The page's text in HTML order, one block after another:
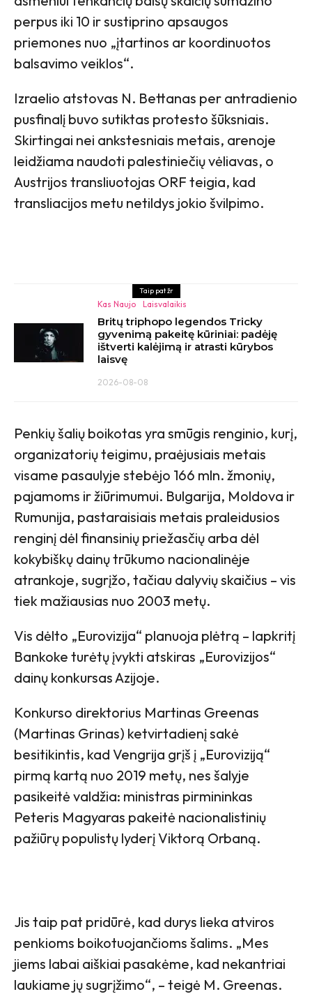
perpus iki 10 ir sustiprino apsaugos
priemones nuo „įtartinos ar koordinuotos
balsavimo veiklos“.
Izraelio atstovas N. Bettanas per antradienio
pusfinalį buvo sutiktas protesto šūksniais.
Skirtingai nei ankstesniais metais, arenoje
leidžiama naudoti palestiniečių vėliavas, o
Austrijos transliuotojas ORF teigia, kad
transliacijos metu netildys jokio švilpimo.
Taip pat žr
Kas Naujo Laisvalaikis
Britų triphopo legendos Tricky
gyvenimą pakeitę kūriniai: padėję
ištverti kalėjimą ir atrasti kūrybos
laisvę
2026-08-08
Penkių šalių boikotas yra smūgis renginio, kurį,
organizatorių teigimu, praėjusiais metais
visame pasaulyje stebėjo 166 mln. žmonių,
pajamoms ir žiūrimumui. Bulgarija, Moldova ir
Rumunija, pastaraisiais metais praleidusios
renginį dėl finansinių priežasčių arba dėl
kokybiškų dainų trūkumo nacionalinėje
atrankoje, sugrįžo, tačiau dalyvių skaičius – vis
tiek mažiausias nuo 2003 metų.
Vis dėlto „Eurovizija“ planuoja plėtrą – lapkritį
Bankoke turėtų įvykti atskiras „Eurovizijos“
dainų konkursas Azijoje.
Konkurso direktorius Martinas Greenas
(Martinas Grinas) ketvirtadienį sakė
besitikintis, kad Vengrija grįš į „Euroviziją“
pirmą kartą nuo 2019 metų, nes šalyje
pasikeitė valdžia: ministras pirmininkas
Peteris Magyaras pakeitė nacionalistinių
pažiūrų populistų lyderį Viktorą Orbaną.
Jis taip pat pridūrė, kad durys lieka atviros
penkioms boikotuojančioms šalims. „Mes
jiems labai aiškiai pasakėme, kad nekantriai
laukiame jų sugrįžimo“, – teigė M. Greenas.